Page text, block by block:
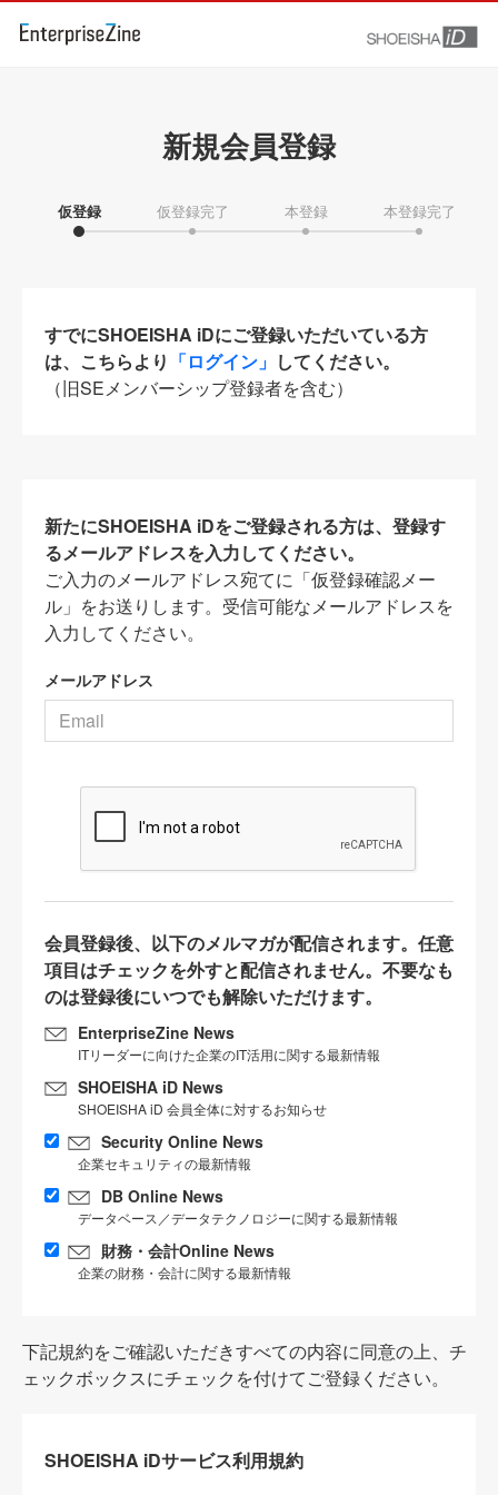
新規会員登録
仮登録 仮登録完了 本登録 本登録完了
すでにSHOEISHA iDにご登録いただいている方
は、こちらより 「ログイン」 してください。
（旧SEメンバーシップ登録者を含む）
新たにSHOEISHA iDをご登録される方は、登録す
るメールアドレスを入力してください。
ご入力のメールアドレス宛てに「仮登録確認メー
ル」をお送りします。受信可能なメールアドレスを
入力してください。
メールアドレス
会員登録後、以下のメルマガが配信されます。任意
項目はチェックを外すと配信されません。不要なも
のは登録後にいつでも解除いただけます。
EnterpriseZine News
ITリーダーに向けた企業のIT活用に関する最新情報
SHOEISHA iD News
SHOEISHA iD 会員全体に対するお知らせ
Security Online News
企業セキュリティの最新情報
DB Online News
データベース／データテクノロジーに関する最新情報
財務・会計Online News
企業の財務・会計に関する最新情報
下記規約をご確認いただきすべての内容に同意の上、チ
ェックボックスにチェックを付けてご登録ください。
SHOEISHA iDサービス利用規約